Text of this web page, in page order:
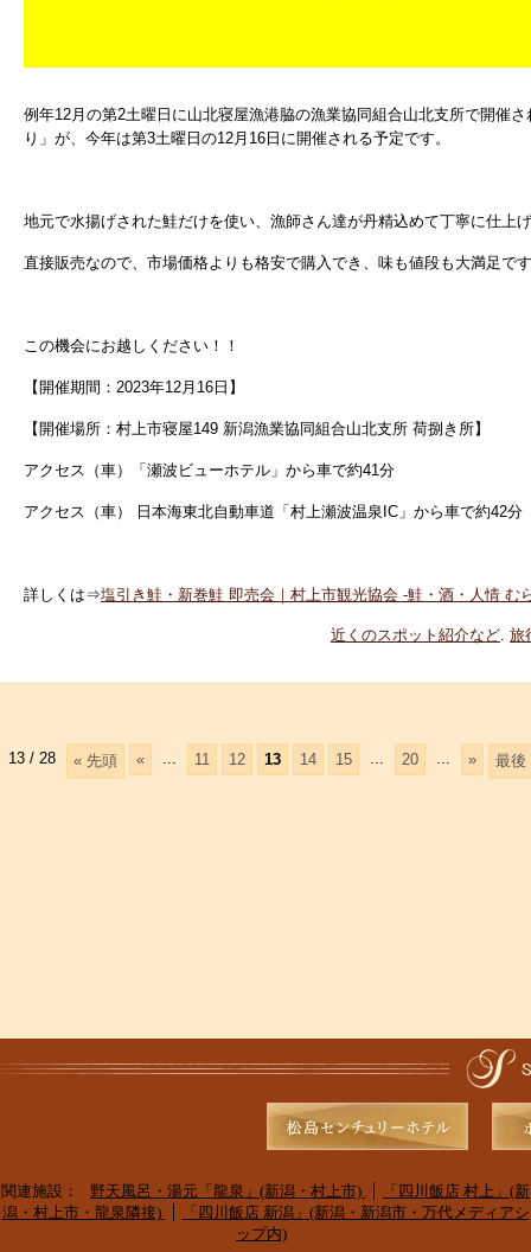
例年12月の第2土曜日に山北寝屋漁港脇の漁業協同組合山北支所で開催
り」が、今年は第3土曜日の12月16日に開催される予定です。
地元で水揚げされた鮭だけを使い、漁師さん達が丹精込めて丁寧に仕上
直接販売なので、市場価格よりも格安で購入でき、味も値段も大満足で
この機会にお越しください！！
【開催期間： 2023年12月16日】
【開催場所：村上市寝屋149 新潟漁業協同組合山北支所 荷捌き所】
アクセス（車）「瀬波ビューホテル」から車で約41分
アクセス（車） 日本海東北自動車道「村上瀬波温泉IC」から車で約42分
詳しくは⇒塩引き鮭・新巻鮭 即売会｜村上市観光協会 -鮭・酒・人情 む
近くのスポット紹介など 旅
13 / 28 « 先頭 « 11 12 13 14 15 20 » 最後
関連施設： 野天風呂・湯元「龍泉」(新潟・村上市)
「四川飯店 村上」(新
潟・村上市・龍泉隣接)
「四川飯店 新潟」(新潟・新潟市・万代メディアシ
ップ内)